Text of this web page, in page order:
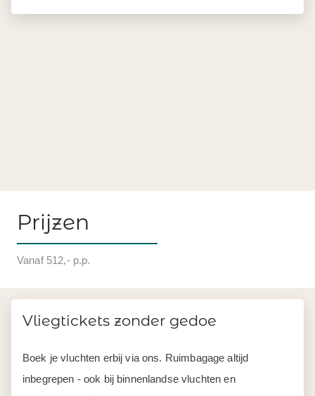
Prijzen
Vanaf 512,- p.p.
Vliegtickets zonder gedoe
Boek je vluchten erbij via ons. Ruimbagage altijd
inbegrepen - ook bij binnenlandse vluchten en